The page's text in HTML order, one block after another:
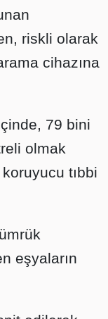
riskli olarak
cihazına
79 bini
olmak
tıbbi
eşyaların